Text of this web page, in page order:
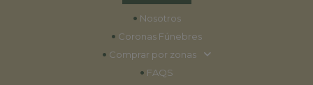
• Nosotros
• Coronas Fúnebres
• Comprar por zonas
• FAQS